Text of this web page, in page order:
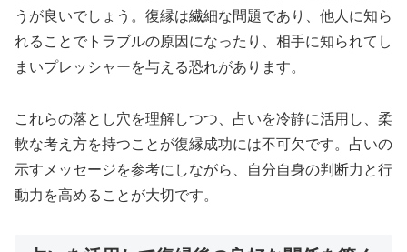
うが良いでしょう。復縁は繊細な問題であり、他人に知ら
れることでトラブルの原因になったり、相手に知られてし
まいプレッシャーを与える恐れがあります。
これらの落とし穴を理解しつつ、占いを冷静に活用し、柔
軟な考え方を持つことが復縁成功には不可欠です。占いの
示すメッセージを参考にしながら、自分自身の判断力と行
動力を高めることが大切です。